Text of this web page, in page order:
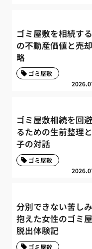
ゴミ屋敷を相続す
の不動産価値と売
略
ゴミ屋敷
ゴミ屋敷相続を回
るための生前整理
子の対話
ゴミ屋敷
分別できない苦し
抱えた女性のゴミ
脱出体験記
ゴミ屋敷